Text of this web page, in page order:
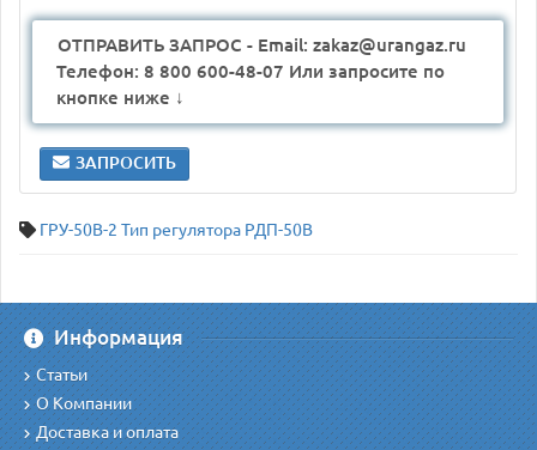
ОТПРАВИТЬ ЗАПРОС - Email: zakaz@urangaz.ru
Телефон: 8 800 600-48-07 Или запросите по
кнопке ниже ↓
ЗАПРОСИТЬ
ГРУ-50В-2 Тип регулятора РДП-50В
Информация
Статьи
О Компании
Доставка и оплата